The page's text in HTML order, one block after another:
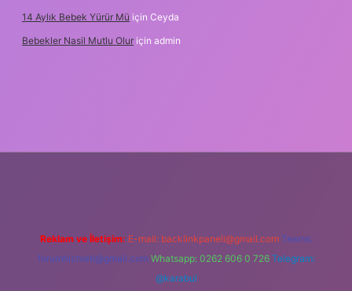
14 Aylık Bebek Yürür Mü için Ceyda
Bebekler Nasil Mutlu Olur için admin
Reklam ve İletişim: E-mail: backlinkpaneli@gmail.com Teams:
forumhizmeti@gmail.com Whatsapp: 0262 606 0 726 Telegram:
@karabul